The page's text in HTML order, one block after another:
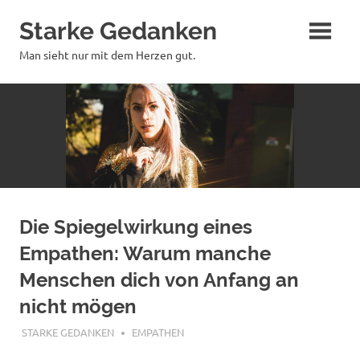
Inhalt
springen
Starke Gedanken
Man sieht nur mit dem Herzen gut.
Die Spiegelwirkung eines
Empathen: Warum manche
Menschen dich von Anfang an
nicht mögen
FEBRUAR 2, 2020
STARKE GEDANKEN EMPATHEN